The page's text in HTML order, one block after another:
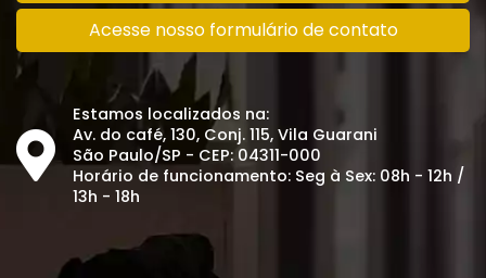
Acesse nosso formulário de contato
Estamos localizados na:
Av. do café, 130, Conj. 115, Vila Guarani
São Paulo/SP - CEP: 04311-000
Horário de funcionamento: Seg à Sex: 08h - 12h /
13h - 18h